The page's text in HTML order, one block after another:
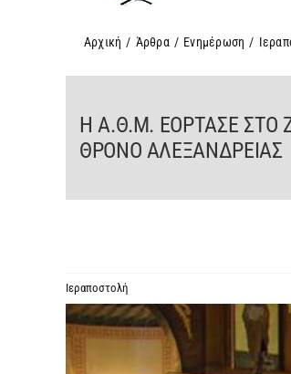
Αρχική / Άρθρα / Ενημέρωση /
Η Α.Θ.Μ. ΕΟΡΤΑΣΕ ΣΤΟ
ΘΡΟΝΟ ΑΛΕΞΑΝΔΡΕΙΑΣ
Ιεραποστολή
Προβολή
μεγαλύτερης
εικόνας